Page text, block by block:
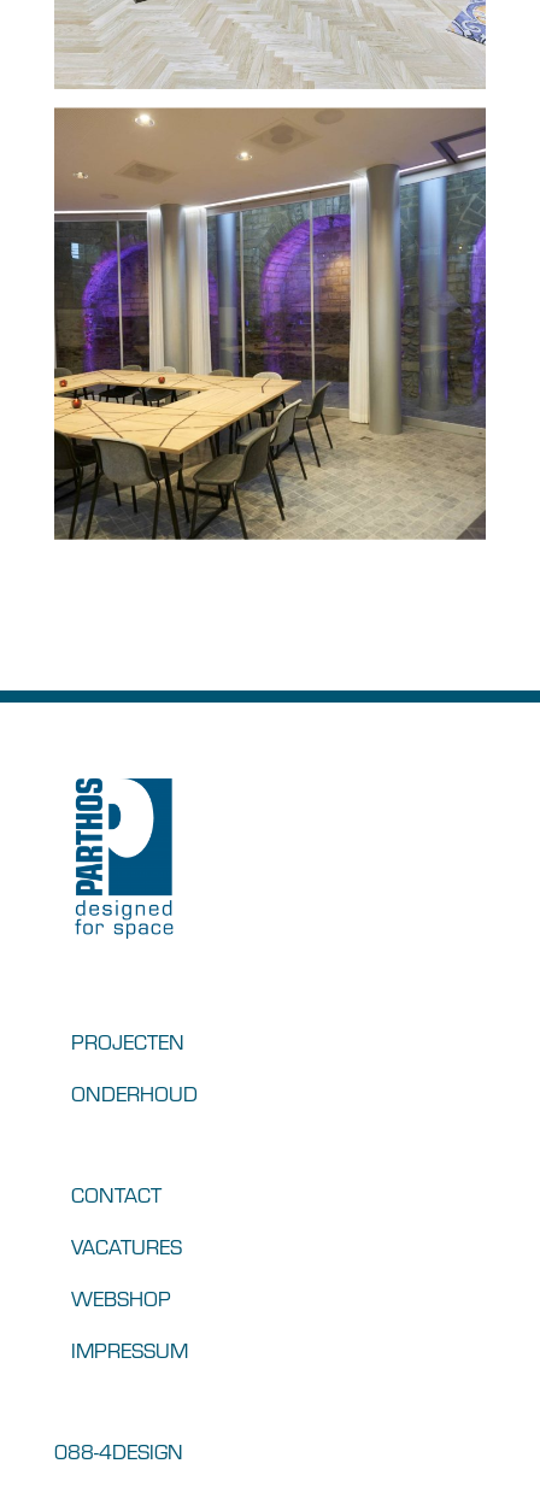
PROJECTEN
ONDERHOUD
CONTACT
VACATURES
WEBSHOP
IMPRESSUM
088-4DESIGN